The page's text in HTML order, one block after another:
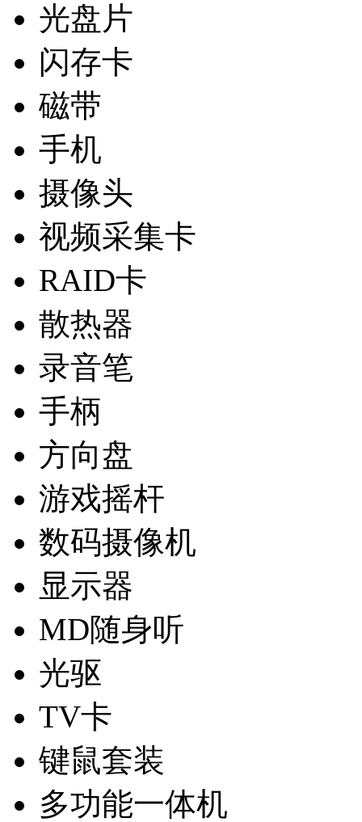
光盘片
闪存卡
磁带
手机
摄像头
视频采集卡
RAID卡
散热器
录音笔
手柄
方向盘
游戏摇杆
数码摄像机
显示器
MD随身听
光驱
TV卡
键鼠套装
多功能一体机